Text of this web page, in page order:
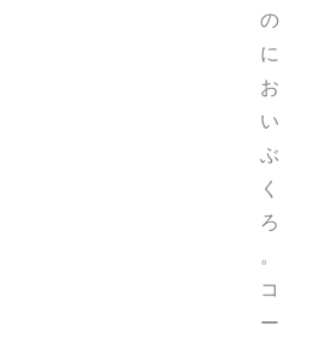
の
に
お
い
ぶ
く
ろ
。
コ
ー